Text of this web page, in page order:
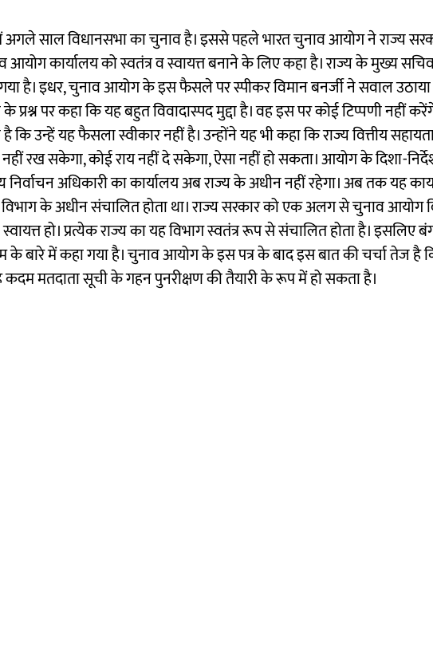
साल विधानसभा का चुनाव है। इससे पहले भारत चुनाव आयोग ने राज्य
आयोग कार्यालय को स्वतंत्र व स्वायत्त बनाने के लिए कहा है। राज्य के मुख्य
गया है। इधर, चुनाव आयोग के इस फैसले पर स्पीकर विमान बनर्जी ने सवाल
प्रश्न पर कहा कि यह बहुत विवादास्पद मुद्दा है। वह इस पर कोई टिप्पणी नहीं
है कि उन्हें यह फैसला स्वीकार नहीं है। उन्होंने यह भी कहा कि राज्य वित्तीय
रख सकेगा, कोई राय नहीं दे सकेगा, ऐसा नहीं हो सकता। आयोग के दिशा-
अधिकारी का कार्यालय अब राज्य के अधीन नहीं रहेगा। अब तक यह
के अधीन संचालित होता था। राज्य सरकार को एक अलग से चुनाव आयोग
हो। प्रत्येक राज्य का यह विभाग स्वतंत्र रूप से संचालित होता है। इसलिए
बारे में कहा गया है। चुनाव आयोग के इस पत्र के बाद इस बात की चर्चा तेज है कि
मतदाता सूची के गहन पुनरीक्षण की तैयारी के रूप में हो सकता है।